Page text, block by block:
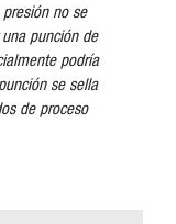
no se
punción de
podría
se sella
de proceso